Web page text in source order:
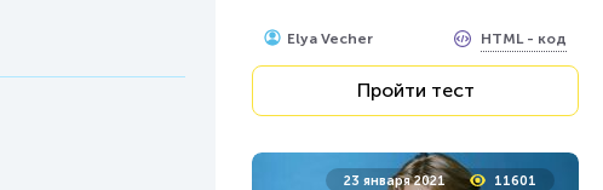
Elya Vecher HTML - код
Пройти тест
23 января 2021 11601